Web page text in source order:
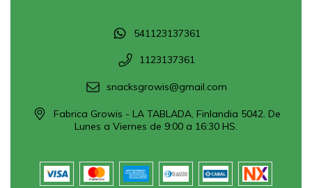
541123137361
1123137361
snacksgrowis@gmail.com
Fabrica Growis - LA TABLADA, Finlandia 5042. De
Lunes a Viernes de 9:00 a 16:30 HS.